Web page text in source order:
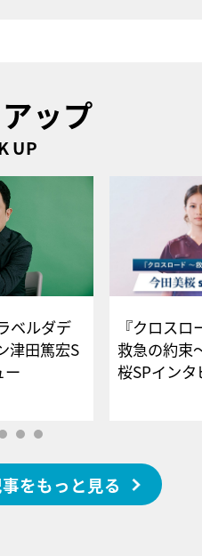
ップ
UP
ベルダデ
津田篤宏S
ュー
『クロス
救急の約束
桜SPイ
をもっと見る